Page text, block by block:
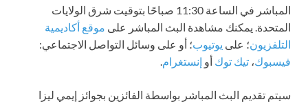
المباشر في الساعة 11:30 صباحًا بتوقيت شرق الولايات
المتحدة. يمكنك مشاهدة البث المباشر على موقع أكاديمية
التلفزيون؛ على يوتيوب؛ أو على وسائل التواصل الاجتماعي:
فيسبوك، تيك توك أو إنستغرام
سيتم تقديم البث المباشر بواسطة الفائزين بجوائز إيمي ليزا